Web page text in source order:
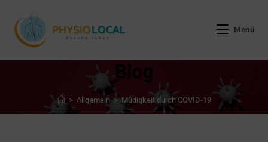
Inhalt
springen
Menü
Blog
> Allgemein > Müdigkeit durch COVID-19